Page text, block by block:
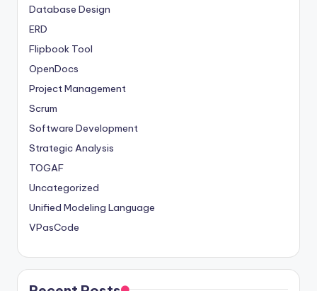
Database Design
ERD
Flipbook Tool
OpenDocs
Project Management
Scrum
Software Development
Strategic Analysis
TOGAF
Uncategorized
Unified Modeling Language
VPasCode